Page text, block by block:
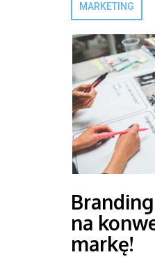
MARKETING
na
markę!